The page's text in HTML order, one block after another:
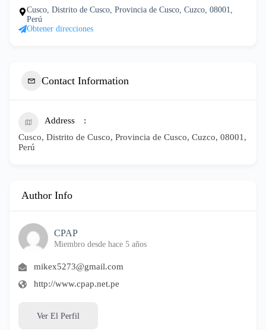
Cusco, Distrito de Cusco, Provincia de Cusco, Cuzco, 08001,
Perú
Obtener direcciones
Contact Information
Address
Cusco, Distrito de Cusco, Provincia de Cusco, Cuzco, 08001,
Perú
Author Info
CPAP
Miembro desde hace 5 años
mikex5273@gmail.com
http://www.cpap.net.pe
Ver El Perfil